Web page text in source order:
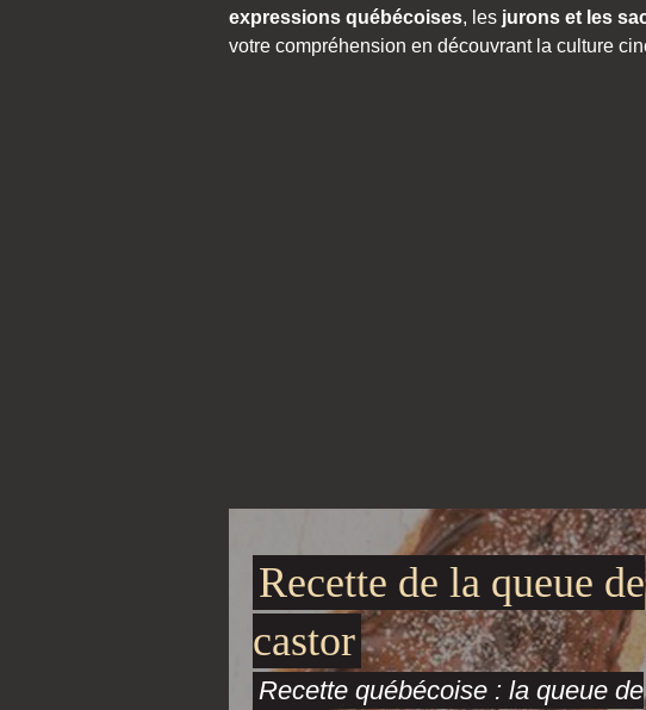
expressions québécoises, les jurons et les
votre compréhension en découvrant la culture
Recette de la queue de
castor
Recette québécoise : la queue de